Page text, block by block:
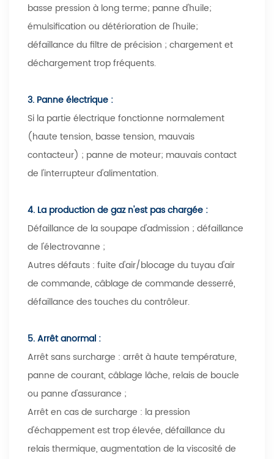
basse pression à long terme; panne d'huile;
émulsification ou détérioration de l'huile;
défaillance du filtre de précision ; chargement et
déchargement trop fréquents.
3. Panne électrique :
Si la partie électrique fonctionne normalement
(haute tension, basse tension, mauvais
contacteur) ; panne de moteur; mauvais contact
de l'interrupteur d'alimentation.
4. La production de gaz n'est pas chargée :
Défaillance de la soupape d'admission ; défaillance
de l'électrovanne ;
Autres défauts : fuite d'air/blocage du tuyau d'air
de commande, câblage de commande desserré,
défaillance des touches du contrôleur.
5. Arrêt anormal :
Arrêt sans surcharge : arrêt à haute température,
panne de courant, câblage lâche, relais de boucle
ou panne d'assurance ;
Arrêt en cas de surcharge : la pression
d'échappement est trop élevée, défaillance du
relais thermique, augmentation de la viscosité de